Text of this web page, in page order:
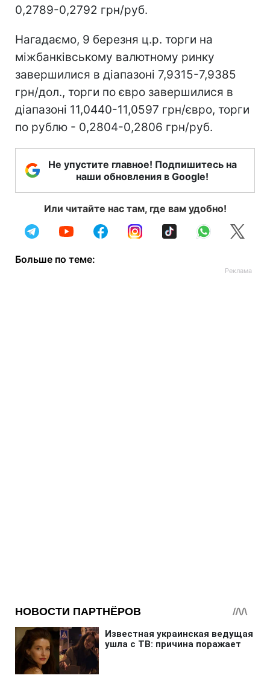
0,2789-0,2792 грн/руб.
Нагадаємо, 9 березня ц.р. торги на
міжбанківському валютному ринку
завершилися в діапазоні 7,9315-7,9385
грн/дол., торги по євро завершилися в
діапазоні 11,0440-11,0597 грн/євро, торги
по рублю - 0,2804-0,2806 грн/руб.
Не упустите главное! Подпишитесь на
наши обновления в Google!
Или читайте нас там, где вам удобно!
Больше по теме: